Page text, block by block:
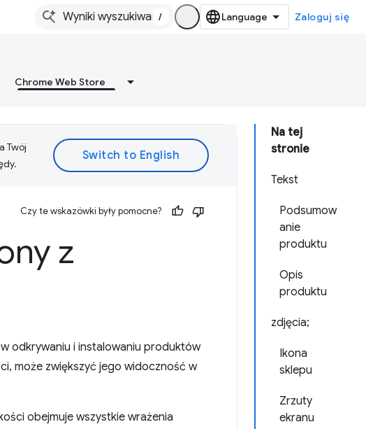
/ Zaloguj się
Chrome Web Store
Na tej
stronie
Tekst
Podsumow
anie
produktu
Opis
produktu
zdjęcia;
Ikona
sklepu
Zrzuty
ekranu
Twój
Czy te wskazówki były pomocne?
z
odkrywaniu i instalowaniu produktów
może zwiększyć jego widoczność w
obejmuje wszystkie wrażenia